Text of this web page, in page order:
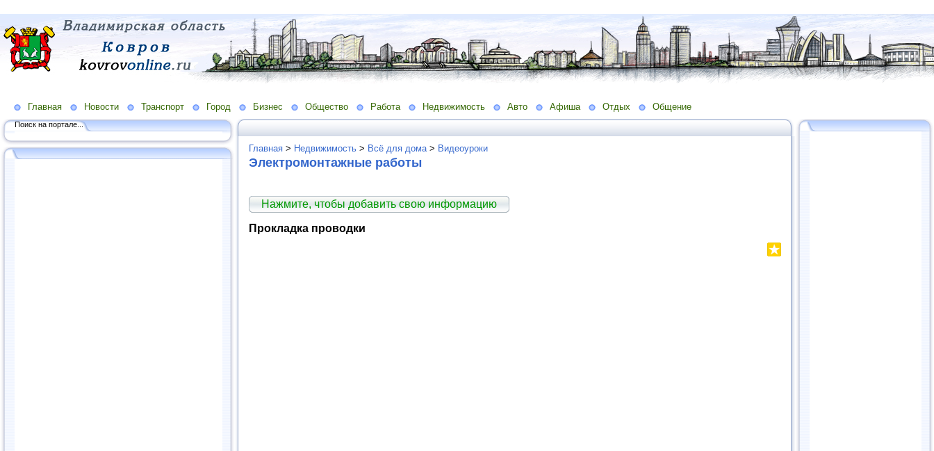
Главная Новости Транспорт Город Бизнес Общество Работа Недвижимость Авто Афиша Отдых Общение
Поиск на портале...
Главная > Недвижимость > Всё для дома > Видеоуроки
Электромонтажные работы
Нажмите, чтобы добавить свою информацию
Прокладка проводки